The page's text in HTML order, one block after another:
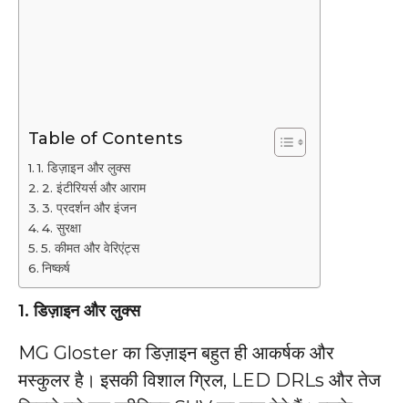
Table of Contents
1. डिज़ाइन और लुक्स
2. इंटीरियर्स और आराम
3. प्रदर्शन और इंजन
4. सुरक्षा
5. कीमत और वेरिएंट्स
निष्कर्ष
1.डिज़ाइन और लुक्स
MG Gloster का डिज़ाइन बहुत ही आकर्षक और
मस्कुलर है। इसकी विशाल ग्रिल, LED DRLs और तेज